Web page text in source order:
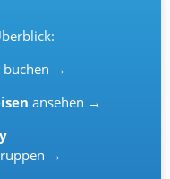
buchen →
ansehen →
→